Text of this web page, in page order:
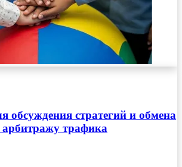
обсуждения стратегий и обмена
трафика